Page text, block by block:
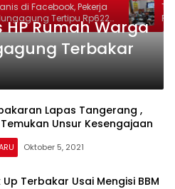
Facebook, Pekerja
Tertipu Rp622
Tak
Polres
Soal
Rumah Warga
Terbakar
Lapas Tangerang ,
Unsur Kesengajaan
Oktober 5, 2021
Up Terbakar Usai Mengisi BBM